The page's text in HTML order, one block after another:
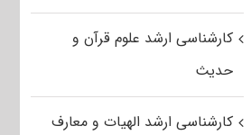
کارشناسی ارشد علوم قرآن و
حدیث
کارشناسی ارشد الهیات و معارف